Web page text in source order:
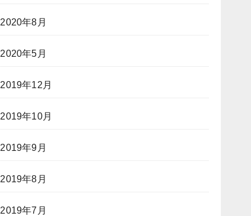
2020年8月
2020年5月
2019年12月
2019年10月
2019年9月
2019年8月
2019年7月